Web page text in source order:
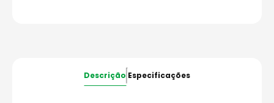
Descrição Especificações